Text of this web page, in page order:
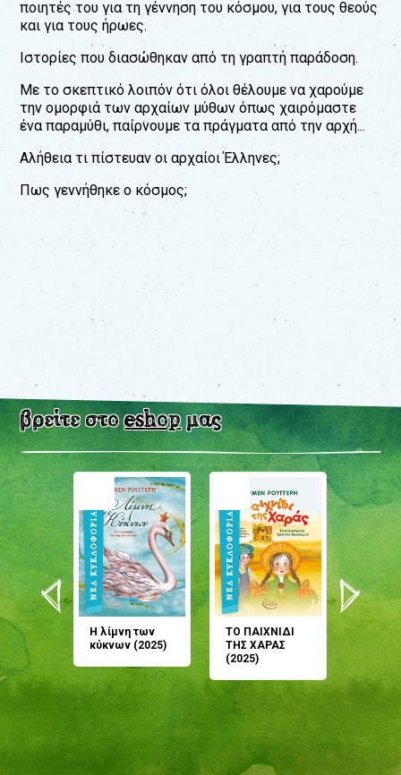
ποιητές του για τη γέννηση του κόσμου, για τους θεούς
και για τους ήρωες.
Ιστορίες που διασώθηκαν από τη γραπτή παράδοση.
Με το σκεπτικό λοιπόν ότι όλοι θέλουμε να χαρούμε
την ομορφιά των αρχαίων μύθων όπως χαιρόμαστε
ένα παραμύθι, παίρνουμε τα πράγματα από την αρχή...
Αλήθεια τι πίστευαν οι αρχαίοι Έλληνες;
Πως γεννήθηκε ο κόσμος;
βρείτε στοeshopμας
Η λίμνη των
κύκνων (2025)
ΤΟ ΠΑΙΧΝΙΔΙ
ΤΗΣ ΧΑΡΑΣ
(2025)
μου;
(2024)